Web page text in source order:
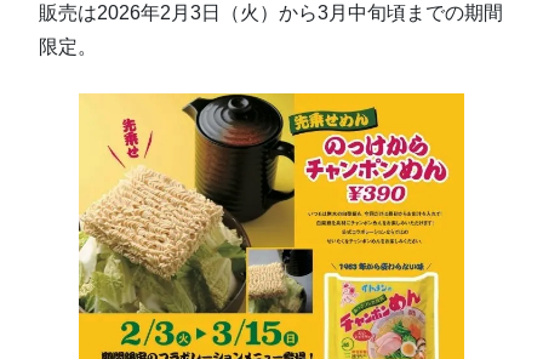
販売は2026年2月3日（火）から3月中旬頃までの期間
限定。